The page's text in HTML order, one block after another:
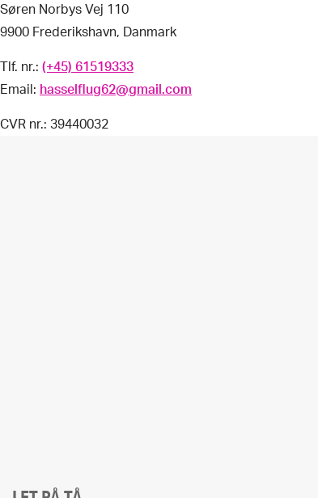
Søren Norbys Vej 110
9900 Frederikshavn, Danmark
Tlf. nr.: (+45) 61519333
Email: hasselflug62@gmail.com
CVR nr.: 39440032